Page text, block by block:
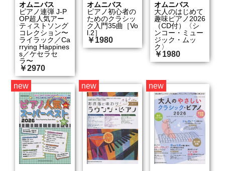
オムニバス
ピアノ連弾 J-P
OP超人気アー
ティストソング
コレクション〜
ライラック／Ca
rrying Happines
s／ケセラセ
ラ〜
￥2970
オムニバス
ピアノ初心者の
ためのクラシッ
ク入門35曲［Vo
l.2］
￥1980
オムニバス
大人のはじめて
趣味ピアノ2026
（CD付）〈シ
ンコー・ミュー
ジック・ムッ
ク〉
￥1980
new new new